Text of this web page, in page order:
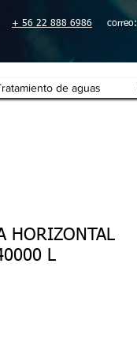
+ 56 22 888 6986 correo:
de aguas
HORIZONTAL
L